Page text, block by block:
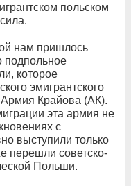
польском
нам пришлось
подпольное
которое
эмигрантского
Армия Крайова (АК).
эта армия не
с
выступили только
перешли советско-
Польши.